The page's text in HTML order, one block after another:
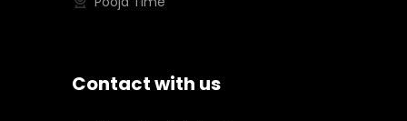
Contact with us